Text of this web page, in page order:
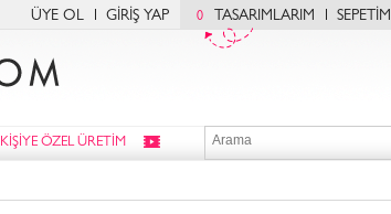
ÜYE OL GİRİŞ YAP 0 TASARIMLARIM SEPETİM
KİŞİYE ÖZEL ÜRETİM